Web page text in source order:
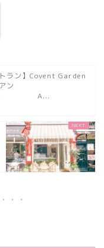
ラン】Covent Garden
ン
A...